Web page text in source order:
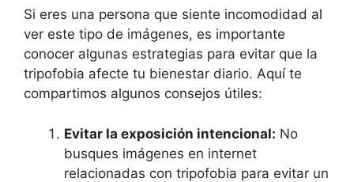
Si eres una persona que siente incomodidad al
ver este tipo de imágenes, es importante
conocer algunas estrategias para evitar que la
tripofobia afecte tu bienestar diario. Aquí te
compartimos algunos consejos útiles:
Evitar la exposición intencional: No
busques imágenes en internet
relacionadas con tripofobia para evitar un